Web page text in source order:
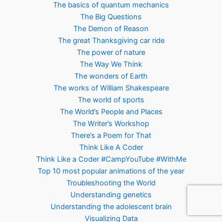
The basics of quantum mechanics
The Big Questions
The Demon of Reason
The great Thanksgiving car ride
The power of nature
The Way We Think
The wonders of Earth
The works of William Shakespeare
The world of sports
The World’s People and Places
The Writer’s Workshop
There’s a Poem for That
Think Like A Coder
Think Like a Coder #CampYouTube #WithMe
Top 10 most popular animations of the year
Troubleshooting the World
Understanding genetics
Understanding the adolescent brain
Visualizing Data